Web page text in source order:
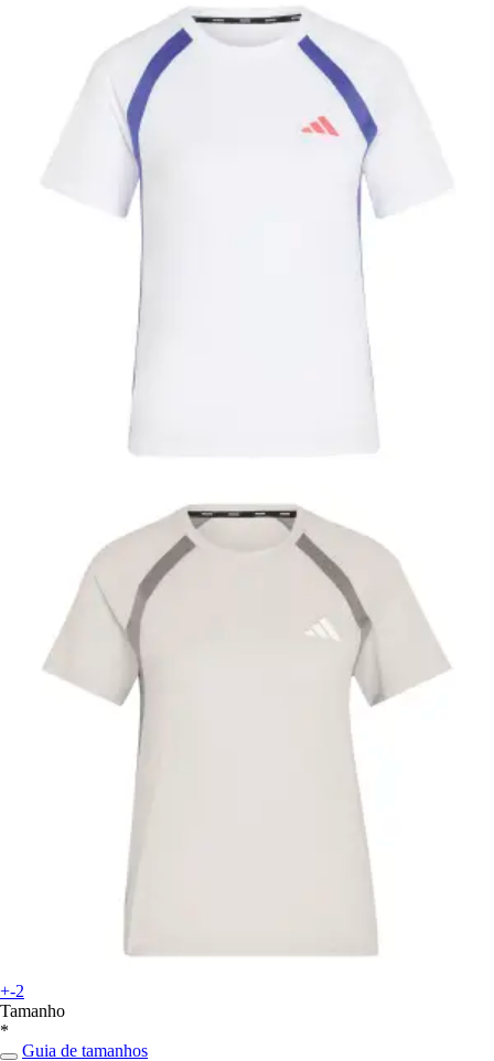
+-2
Tamanho
*
Guia de tamanhos